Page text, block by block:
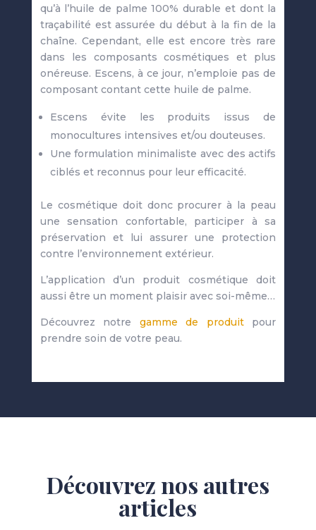
qu’à l’huile de palme 100% durable et dont la
traçabilité est assurée du début à la fin de la
chaîne. Cependant, elle est encore très rare
dans les composants cosmétiques et plus
onéreuse. Escens, à ce jour, n’emploie pas de
composant contant cette huile de palme.
Escens évite les produits issus de
monocultures intensives et/ou douteuses.
Une formulation minimaliste avec des actifs
ciblés et reconnus pour leur efficacité.
Le cosmétique doit donc procurer à la peau
une sensation confortable, participer à sa
préservation et lui assurer une protection
contre l’environnement extérieur.
L’application d’un produit cosmétique doit
aussi être un moment plaisir avec soi-même…
Découvrez notre gamme de produitpour
prendre soin de votre peau.
Découvrez nos autres
articles